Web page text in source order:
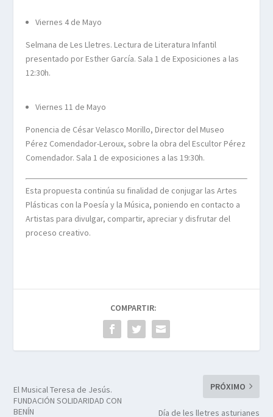
Viernes 4 de Mayo
Selmana de Les Lletres. Lectura de Literatura Infantil
presentado por Esther García. Sala 1 de Exposiciones a las
12:30h.
Viernes 11 de Mayo
Ponencia de César Velasco Morillo, Director del Museo
Pérez Comendador-Leroux, sobre la obra del Escultor Pérez
Comendador. Sala 1 de exposiciones a las 19:30h.
Esta propuesta continúa su finalidad de conjugar las Artes
Plásticas con la Poesía y la Música, poniendo en contacto a
Artistas para divulgar, compartir, apreciar y disfrutar del
proceso creativo.
COMPARTIR:
El Musical Teresa de Jesús.
FUNDACIÓN SOLIDARIDAD CON
BENÍN
PRÓXIMO
Día de les lletres asturianes